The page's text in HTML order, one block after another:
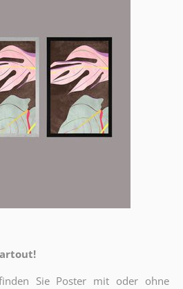
Sie Poster mit oder ohne